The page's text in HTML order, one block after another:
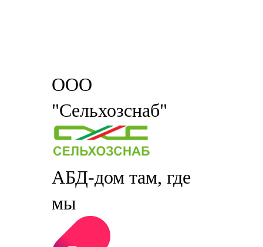
ООО
"Сельхозснаб"
АБД-дом там, где
мы